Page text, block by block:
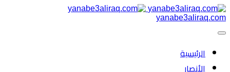
yanabe3aliraq.com
الرئیسية
الأنصار